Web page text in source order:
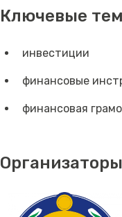
Ключевые
инвестиции
финансовые
финансовая